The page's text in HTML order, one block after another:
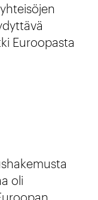
Euroopasta
oli